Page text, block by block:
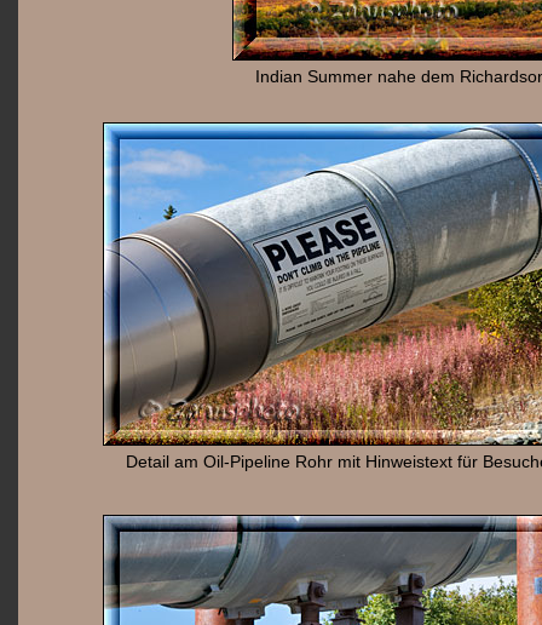
Indian Summer nahe dem
Detail am Oil-Pipeline Rohr mit Hinweistext für